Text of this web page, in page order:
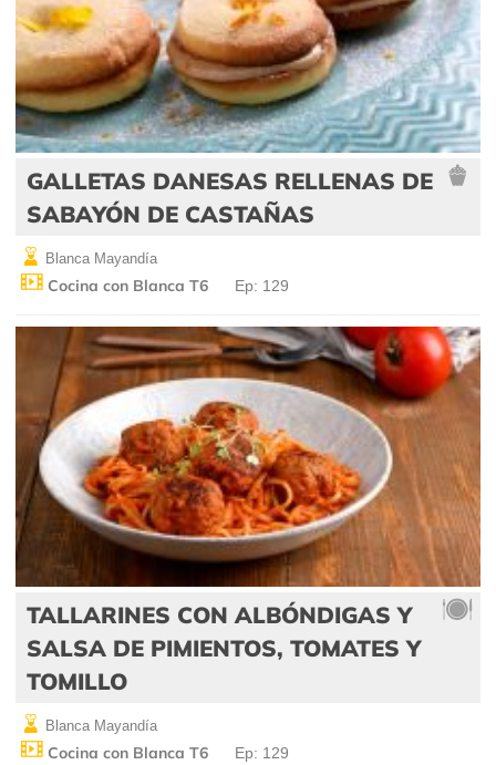
GALLETAS DANESAS RELLENAS DE
SABAYÓN DE CASTAÑAS
Blanca Mayandía
Cocina con Blanca T6 Ep: 129
TALLARINES CON ALBÓNDIGAS Y
SALSA DE PIMIENTOS, TOMATES Y
TOMILLO
Blanca Mayandía
Cocina con Blanca T6 Ep: 129